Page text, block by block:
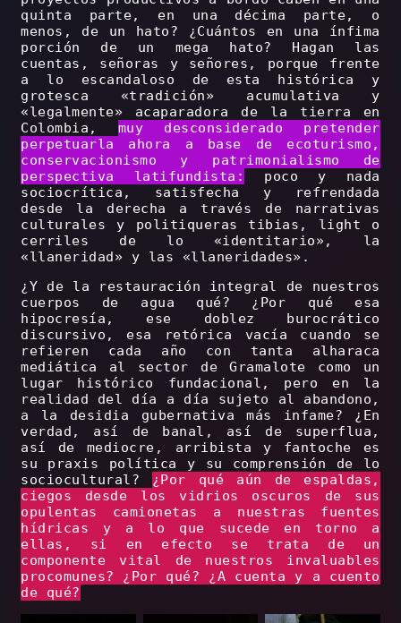
quinta parte, en una décima parte, o
menos, de un hato? ¿Cuántos en una ínfima
porción de un mega hato? Hagan las
cuentas, señoras y señores, porque frente
a lo escandaloso de esta histórica y
grotesca «tradición» acumulativa y
«legalmente» acaparadora de la tierra en
Colombia, muy desconsiderado pretender
perpetuarla ahora a base de ecoturismo,
conservacionismo y patrimonialismo de
perspectiva latifundista:
poco y nada
sociocrítica, satisfecha y refrendada
desde la derecha a través de narrativas
culturales y politiqueras tibias, light o
cerriles de lo «identitario», la
«llaneridad» y las «llaneridades».
¿Y de la restauración integral de nuestros
cuerpos de agua qué? ¿Por qué esa
hipocresía, ese doblez burocrático
discursivo, esa retórica vacía cuando se
refieren cada año con tanta alharaca
mediática al sector de Gramalote como un
lugar histórico fundacional, pero en la
realidad del día a día sujeto al abandono,
a la desidia gubernativa más infame? ¿En
verdad, así de banal, así de superflua,
así de mediocre, arribista y fantoche es
su praxis política y su comprensión de lo
sociocultural? ¿Por qué aún de espaldas,
ciegos desde los vidrios oscuros de sus
opulentas camionetas a nuestras fuentes
hídricas y a lo que sucede en torno a
ellas, si en efecto se trata de un
componente vital de nuestros invaluables
procomunes? ¿Por qué? ¿A cuenta y a cuento
de qué?